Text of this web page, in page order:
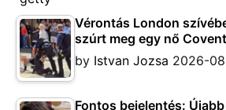
Vérontás London
szúrt meg egy nő
by Istvan Jozsa 2026-
Fontos bejelentés: